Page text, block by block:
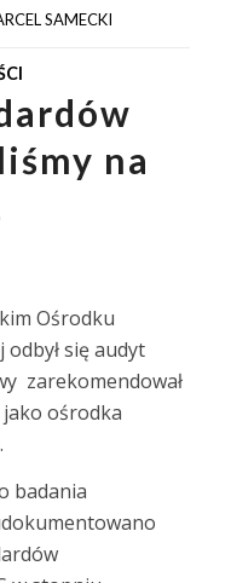
SAMECKI
na
Ośrodku
odbył się audyt
zarekomendował
ośrodka
badania